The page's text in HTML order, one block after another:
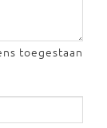
toegestaan